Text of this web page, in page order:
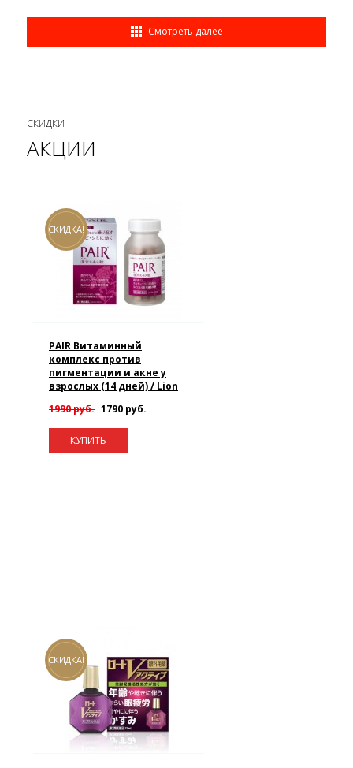
Смотреть далее
СКИДКИ
АКЦИИ
СКИДКА!
PAIR Витаминный
комплекс против
пигментации и акне у
взрослых (14 дней) / Lion
1990 руб. 1790 руб.
КУПИТЬ
СКИДКА!